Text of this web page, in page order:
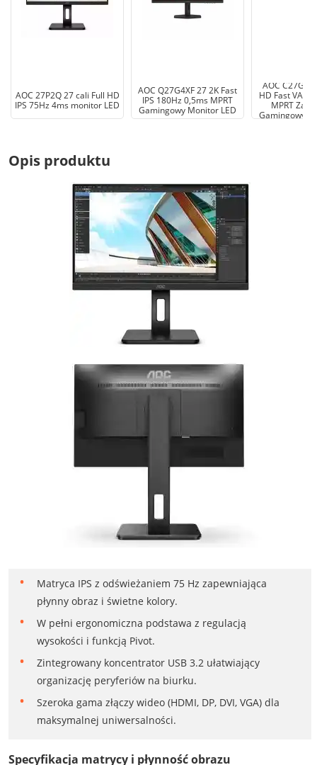
AOC 27P2Q 27 cali Full HD
IPS 75Hz 4ms monitor LED
AOC Q27G4XF 27 2K Fast
IPS 180Hz 0,5ms MPRT
Gamingowy Monitor LED
AOC
HD Fast VA
MPRT
Gamingowy
Opis produktu
Matryca IPS z odświeżaniem 75 Hz zapewniająca
płynny obraz i świetne kolory.
W pełni ergonomiczna podstawa z regulacją
wysokości i funkcją Pivot.
Zintegrowany koncentrator USB 3.2 ułatwiający
organizację peryferiów na biurku.
Szeroka gama złączy wideo (HDMI, DP, DVI, VGA) dla
maksymalnej uniwersalności.
Specyfikacja matrycy i płynność obrazu